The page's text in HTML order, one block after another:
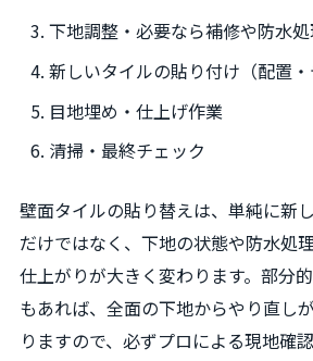
下地調整・必要なら補修や防水
新しいタイルの貼り付け（配置・
目地埋め・仕上げ作業
清掃・最終チェック
壁面タイルの貼り替えは、単純に新
だけではなく、下地の状態や防水処
仕上がりが大きく変わります。部分
もあれば、全面の下地からやり直し
りますので、必ずプロによる現地確認